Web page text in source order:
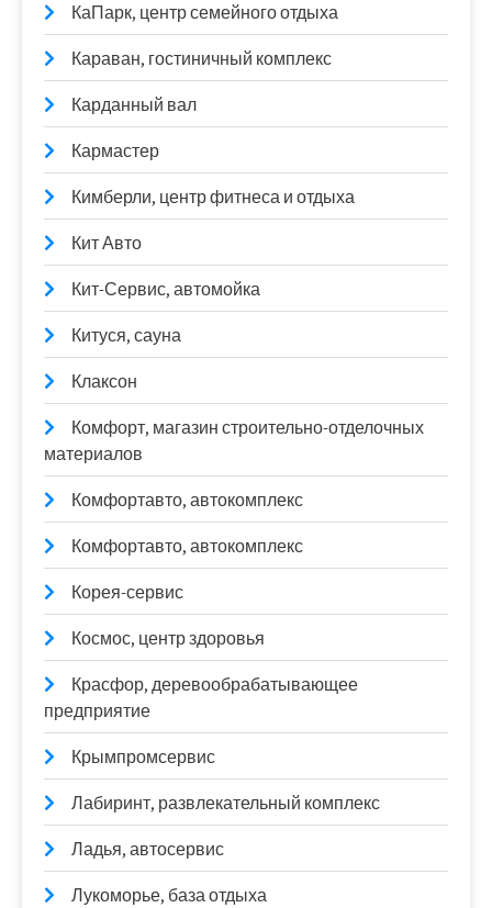
КаПарк, центр семейного отдыха
Караван, гостиничный комплекс
Карданный вал
Кармастер
Кимберли, центр фитнеса и отдыха
Кит Авто
Кит-Сервис, автомойка
Китуся, сауна
Клаксон
Комфорт, магазин строительно-отделочных
материалов
Комфортавто, автокомплекс
Комфортавто, автокомплекс
Корея-сервис
Космос, центр здоровья
Красфор, деревообрабатывающее
предприятие
Крымпромсервис
Лабиринт, развлекательный комплекс
Ладья, автосервис
Лукоморье, база отдыха